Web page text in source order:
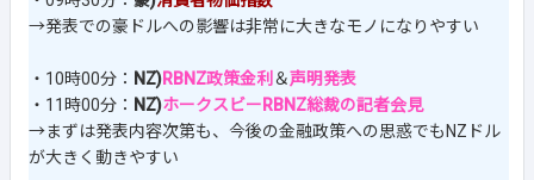
→発表での豪ドルへの影響は非常に大きなモノになりやすい
・10時00分： NZ)RBNZ政策金利 ＆声明発表
・11時00分： NZ)ホークスビーRBNZ総裁の記者会見
→まずは発表内容次第も、今後の金融政策への思惑でもNZドル
が大きく動きやすい